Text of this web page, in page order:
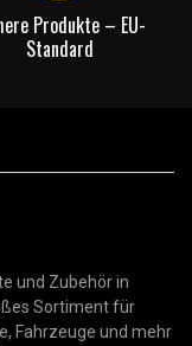
Produkte – EU-
Standard
und Zubehör in
Sortiment für
Fahrzeuge und mehr